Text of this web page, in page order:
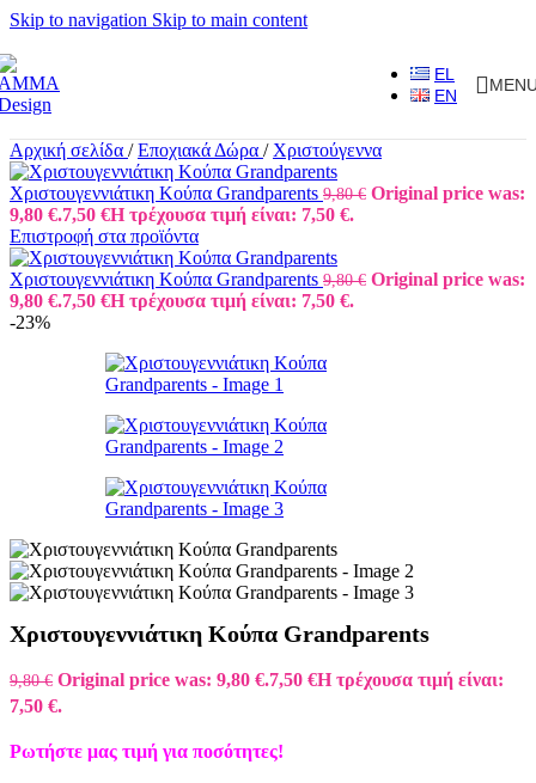
Skip to navigation Skip to main content
EL
EN
Αρχική σελίδα / Εποχιακά Δώρα / Χριστούγεννα
Χριστουγεννιάτικη Κούπα Grandparents 9,80€ Original price was:
9,80 €.7,50 €Η τρέχουσα τιμή είναι: 7,50 €.
Επιστροφή στα προϊόντα
Χριστουγεννιάτικη Κούπα Grandparents 9,80€ Original price was:
9,80 €.7,50 €Η τρέχουσα τιμή είναι: 7,50 €.
-23%
Χριστουγεννιάτικη Κούπα Grandparents
9,80€ Original price was: 9,80 €.7,50 €Η τρέχουσα τιμή είναι:
7,50 €.
Ρωτήστε μας τιμή για ποσότητες!